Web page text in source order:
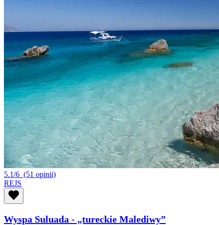
5.1/6 (51 opinii)
REJS
Wyspa Suluada - „tureckie Malediwy”